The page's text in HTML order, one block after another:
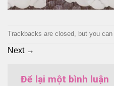
Trackbacks are closed, but you can
Next →
Để lại một bình luận